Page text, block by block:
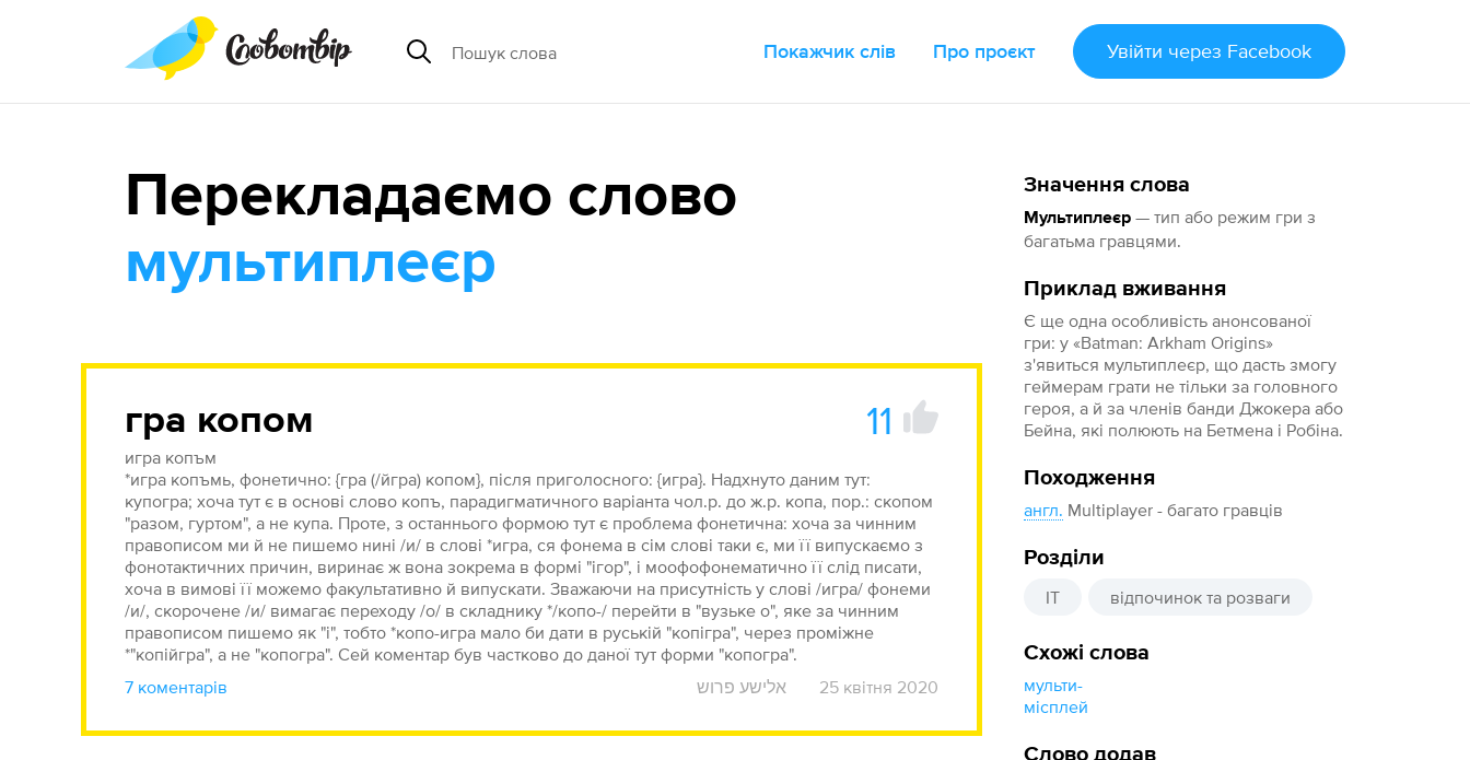
Покажчик слів Про проєкт Увійти через Facebook
Значення слова
Мультиплеєр — тип або режим гри з
багатьма гравцями.
Приклад вживання
Є ще одна особливість анонсованої
гри: у «Batman: Arkham Origins»
з'явиться мультиплеєр, що дасть змогу
геймерам грати не тільки за головного
героя, а й за членів банди Джокера або
Бейна, які полюють на Бетмена і Робіна.
Походження
англ. Multiplayer - багато гравців
Розділи
IT відпочинок та розваги
Схожі слова
мульти-
місплей
Слово додав
Перекладаємо слово
мультиплеєр
гра копом 11
игра копъм
*игра копъмь, фонетично: {гра (/йгра) копом}, після приголосного: {игра}. Надхнуто даним тут:
купогра; хоча тут є в основі слово копъ, парадигматичного варіанта чол.р. до ж.р. копа, пор.: скопом
"разом, гуртом", а не купа. Проте, з останнього формою тут є проблема фонетична: хоча за чинним
правописом ми й не пишемо нині /и/ в слові *игра, ся фонема в сім слові таки є, ми її випускаємо з
фонотактичних причин, виринає ж вона зокрема в формі "ігор", і моофофонематично її слід писати,
хоча в вимові її можемо факультативно й випускати. Зважаючи на присутність у слові /игра/ фонеми
/и/, скорочене /и/ вимагає переходу /о/ в складнику */копо-/ перейти в "вузьке о", яке за чинним
правописом пишемо як "і", тобто *копо-игра мало би дати в руській "копігра", через проміжне
*"копійгра", а не "копогра". Сей коментар був частково до даної тут форми "копогра".
7 коментарів
אלישע פרוש 25 квітня 2020